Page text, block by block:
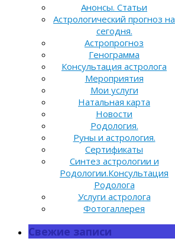
Анонсы. Статьи
Астрологический прогноз на
сегодня.
Астропрогноз
Генограмма
Консультация астролога
Мероприятия
Мои услуги
Натальная карта
Новости
Родология.
Руны и астрология.
Сертификаты
Синтез астрологии и
Родологии.Консультация
Родолога
Услуги астролога
Фотогаллерея
Свежие записи